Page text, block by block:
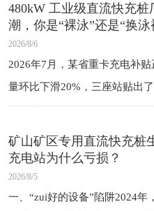
480kW 工业级直流快充
潮，你是“裸泳”还是“换泳
2026/8/6
2026年7月，某省重卡充电补
量环比下滑20%，三座站贴出
到一年。 司机还是那些司机，
矿山矿区专用直流快充桩
充电站为什么亏损？
2026/8/5
一、“zui好的设备”陷阱2024